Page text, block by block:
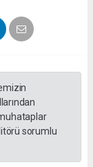
sorumlu